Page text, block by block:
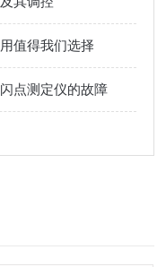
值得我们选择
点测定仪的故障